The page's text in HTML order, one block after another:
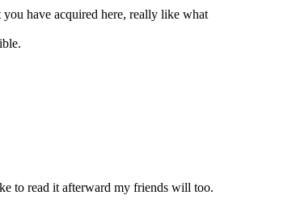
have acquired here, really like what
to read it afterward my friends will too.